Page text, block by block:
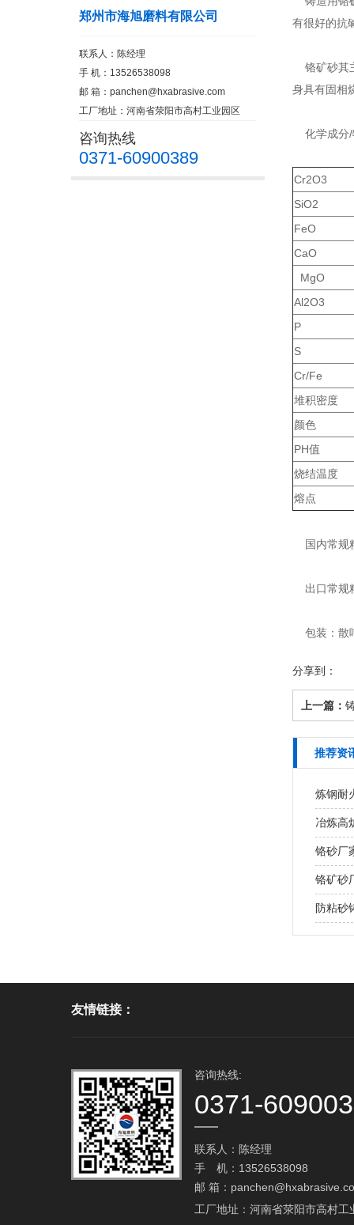
郑州市海旭磨料有限公司
联系人：陈经理
手 机：13526538098
邮 箱： panchen@hxabrasive.com
工厂地址：河南省荥阳市高村工业园区
咨询热线
0371-60900389
有很好的抗
铬矿砂其
身具有固相
化学成分/
Cr2O3
SiO2
FeO
CaO
MgO
Al2O3
P
S
Cr/Fe
堆积密度
颜色
PH值
烧结温度
熔点
国内常规
出口常规
包装：散
分享到：
上一篇：
推荐资
炼钢耐
冶炼高
铬砂厂
铬矿砂
防粘砂
友情链接：
咨询热线:
0371-
联系人：陈经理
手 机：13526538098
邮 箱：
工厂地址：河南省荥阳市高村工